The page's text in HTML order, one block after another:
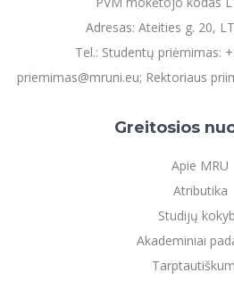
Adresas: Ateities g. 20,
Tel.: Studentų priėmimas:
priemimas@mruni.eu; Rektoriaus
Greitosios
Apie MRU
Atributika
Studijų
Akademiniai